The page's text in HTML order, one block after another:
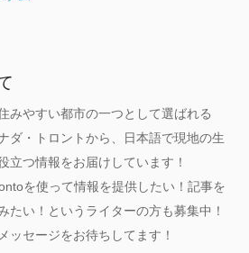
みやすい都市の一つとして選ばれる
ダ・トロントから、日本語で現地の生
立つ情報をお届けしています！
を使って情報を提供したい！記事を
たい！というライターの方も募集中！
ッセージをお待ちしてます！